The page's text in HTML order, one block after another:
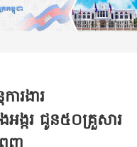
រងារ
ង្ករ ជូន៥០គ្រួសារ